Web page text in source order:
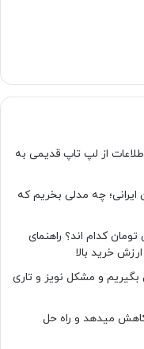
از لپ تاپ قدیمی به
چه مدلی بخریم که
هوشمند زیر ۵ میلیون تومان کدام اند؟ راهنمای
خرید بالا
و مشکل نویز و تاری
میدهد و راه حل